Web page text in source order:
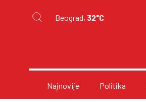
Beograd, 32°C
Najnovije Politika